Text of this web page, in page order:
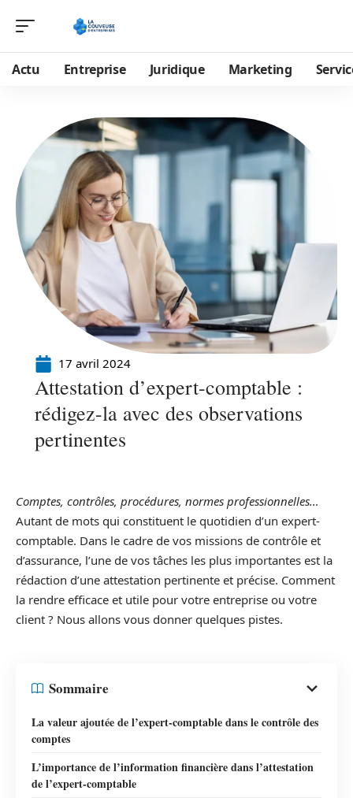
Actu Entreprise Juridique Marketing
17 avril 2024
Attestation d’expert-comptable :
rédigez-la avec des observations
pertinentes
Comptes, contrôles, procédures, normes professionnelles…
Autant de mots qui constituent le quotidien d’un expert-
comptable. Dans le cadre de vos missions de contrôle et
d’assurance, l’une de vos tâches les plus importantes est la
rédaction d’une attestation pertinente et précise. Comment
la rendre efficace et utile pour votre entreprise ou votre
client ? Nous allons vous donner quelques pistes.
Sommaire
La valeur ajoutée de l’expert-comptable dans le contrôle des
comptes
L’importance de l’information financière dans l’attestation
de l’expert-comptable